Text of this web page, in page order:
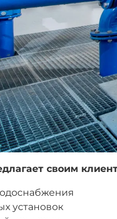
своим
установок